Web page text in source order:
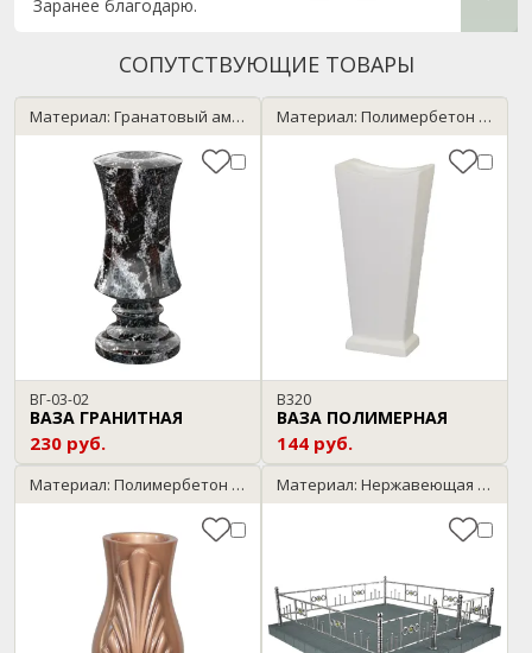
Заранее благодарю.
СОПУТСТВУЮЩИЕ ТОВАРЫ
Материал: Гранатовый амфиболит
ВГ-03-02
ВАЗА ГРАНИТНАЯ
230 руб.
Материал: Полимербетон / мрамор
В320
ВАЗА ПОЛИМЕРНАЯ
144 руб.
Материал: Полимербетон / бронза Материал: Нержавеющая сталь